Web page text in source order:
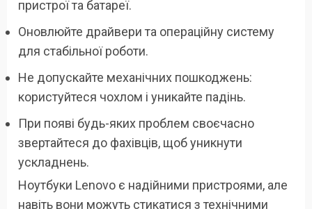
пристрої та батареї.
Оновлюйте драйвери та операційну систему
для стабільної роботи.
Не допускайте механічних пошкоджень:
користуйтеся чохлом і уникайте падінь.
При появі будь-яких проблем своєчасно
звертайтеся до фахівців, щоб уникнути
ускладнень.
Ноутбуки Lenovo є надійними пристроями, але
навіть вони можуть стикатися з технічними